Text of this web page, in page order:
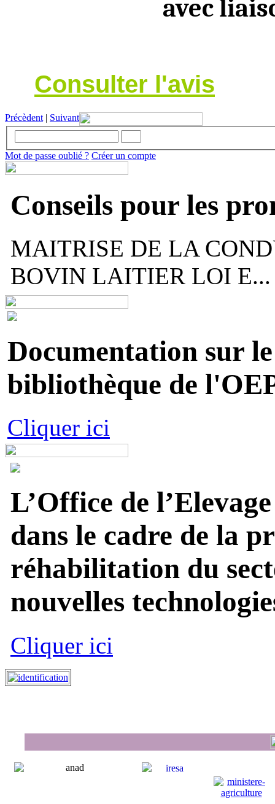
avec
Consulter l'avis
Précèdent | Suivant
Mot de passe oublié ? Créer un compte
Conseils pour les
MAITRISE DE LA
BOVIN LAITIER LOI E...
Documentation sur
bibliothèque de
Cliquer ici
L’Office de
dans le cadre de la
réhabilitation du
nouvelles
Cliquer ici